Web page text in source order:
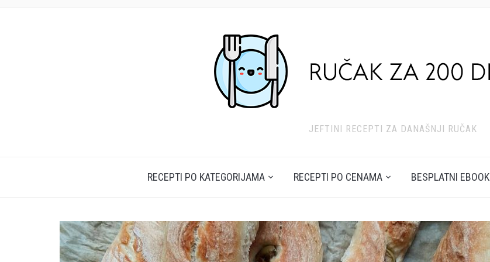
JEFTINI RECEPTI ZA DANAŠNJI RUČAK
RECEPTI PO KATEGORIJAMA RECEPTI PO CENAMA BESPLATNI EBOOK